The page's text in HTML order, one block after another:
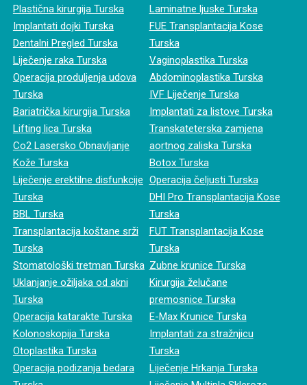
Plastična kirurgija Turska
Implantati dojki Turska
Dentalni Pregled Turska
Liječenje raka Turska
Operacija produljenja udova
Turska
Bariatrička kirurgija Turska
Lifting lica Turska
Co2 Lasersko Obnavljanje
Kože Turska
Liječenje erektilne disfunkcije
Turska
BBL Turska
Transplantacija koštane srži
Turska
Stomatološki tretman Turska
Uklanjanje ožiljaka od akni
Turska
Operacija katarakte Turska
Kolonoskopija Turska
Otoplastika Turska
Operacija podizanja bedara
Laminatne ljuske Turska
FUE Transplantacija Kose
Turska
Vaginoplastika Turska
Abdominoplastika Turska
IVF Liječenje Turska
Implantati za listove Turska
Transkateterska zamjena
aortnog zaliska Turska
Botox Turska
Operacija čeljusti Turska
DHI Pro Transplantacija Kose
Turska
FUT Transplantacija Kose
Turska
Zubne krunice Turska
Kirurgija želučane
premosnice Turska
E-Max Krunice Turska
Implantati za stražnjicu
Turska
Liječenje Hrkanja Turska